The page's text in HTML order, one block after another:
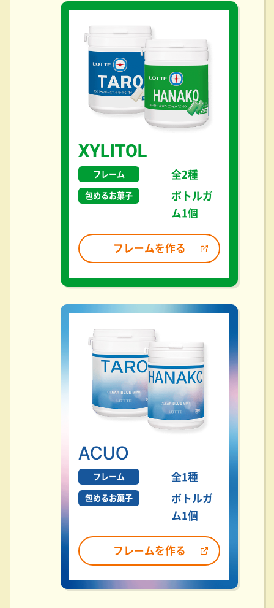
フレーム 全2種
包めるお菓子
ボトルガ
ム1個
フレームを作る
フレーム 全1種
包めるお菓子
ボトルガ
ム1個
フレームを作る